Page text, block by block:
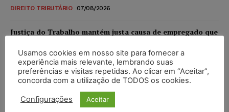
DIREITO TRIBUTÁRIO 07/08/2026
Justiça do Trabalho mantém justa causa de empregado que
NOTÍCIAS 07/08/2026
Justiça de SP decreta prisão de suspeito investigado na
NOTÍCIAS 07/08/2026
Usamos cookies em nosso site para fornecer a
experiência mais relevante, lembrando suas
preferências e visitas repetidas. Ao clicar em “Aceitar”,
concorda com a utilização de TODOS os cookies.
Configurações Aceitar